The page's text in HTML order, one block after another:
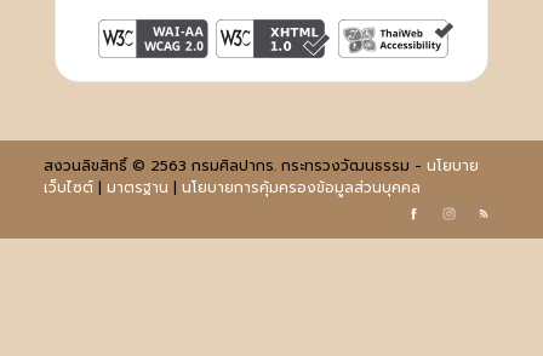
สงวนลิขสิทธิ์ © 2563 กรมศิลปากร. กระทรวงวัฒนธรรม - นโยบาย
เว็บไซต์| มาตรฐาน | นโยบายการคุ้มครองข้อมูลส่วนบุคคล